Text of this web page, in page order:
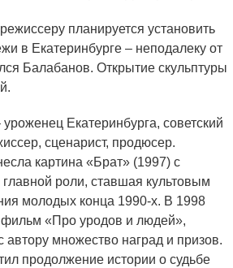
планируется установить
в Екатеринбурге – неподалеку от
Балабанов. Открытие скульптуры
Екатеринбурга, советский
сценарист, продюсер.
картина «Брат» (1997) с
роли, ставшая культовым
молодых конца 1990-х. В 1998
фильм «Про уродов и людей»,
автору множество наград и призов.
продолжение истории о судьбе